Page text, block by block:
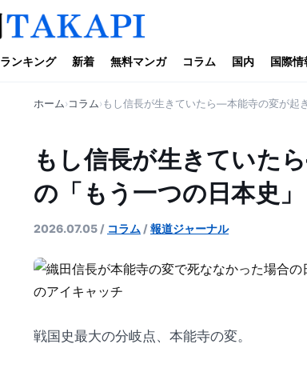
ランキング 新着 無料マンガ コラム 国内 国際情
ホーム コラム もし信長が生きていたら—本能寺の変が起
もし信長が生きていた
の「もう一つの日本史」
2026.07.05 / コラム /報道ジャーナル
戦国史最大の分岐点、本能寺の変。